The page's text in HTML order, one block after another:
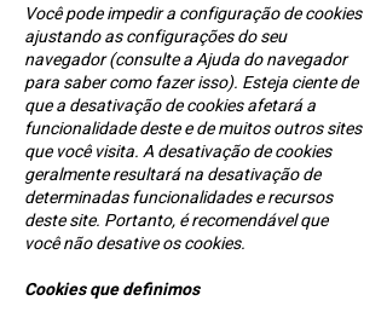
Você pode impedir a configuração de cookies
ajustando as configurações do seu
navegador (consulte a Ajuda do navegador
para saber como fazer isso). Esteja ciente de
que a desativação de cookies afetará a
funcionalidade deste e de muitos outros sites
que você visita. A desativação de cookies
geralmente resultará na desativação de
determinadas funcionalidades e recursos
deste site. Portanto, é recomendável que
você não desative os cookies.
Cookies que definimos